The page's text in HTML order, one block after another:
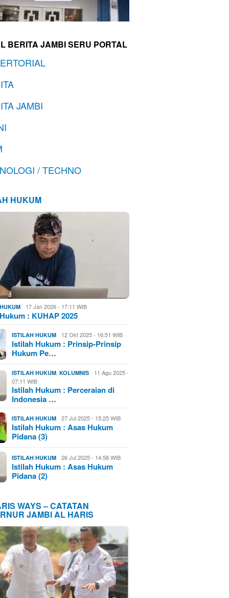
BERITA JAMBI SERU PORTAL
JAMBI
/ TECHNO
HUKUM
17 Jan 2026 - 17:11 WIB
: KUHAP 2025
ISTILAH HUKUM 12 Okt 2025 - 16:51 WIB
Istilah Hukum : Prinsip-Prinsip
Hukum Pe…
ISTILAH HUKUM ,KOLUMNIS
11 Agu 2025 -
07:11 WIB
Istilah Hukum : Perceraian di
Indonesia …
ISTILAH HUKUM 27 Jul 2025 - 15:25 WIB
Istilah Hukum : Asas Hukum
Pidana (3)
ISTILAH HUKUM 26 Jul 2025 - 14:58 WIB
Istilah Hukum : Asas Hukum
Pidana (2)
WAYS – CATATAN
JAMBI AL HARIS